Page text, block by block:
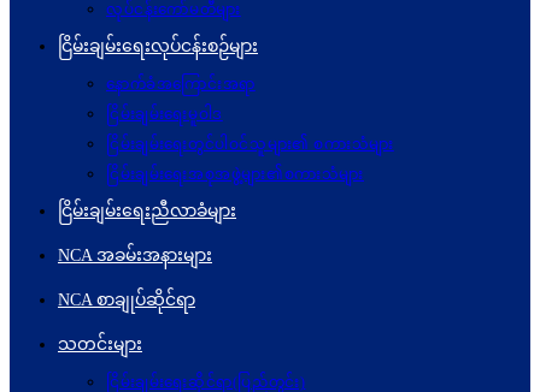
လုပ်ငန်းကော်မတီများ
ငြိမ်းချမ်းရေးလုပ်ငန်းစဉ်များ
နောက်ခံအကြောင်းအရာ
ငြိမ်းချမ်းရေးမူဝါဒ
ငြိမ်းချမ်းရေးတွင်ပါဝင်သူများ၏ စကားသံများ
ငြိမ်းချမ်းရေးအစုအဖွဲ့များ၏စကားသံများ
ငြိမ်းချမ်းရေးညီလာခံများ
NCA အခမ်းအနားများ
NCA စာချုပ်ဆိုင်ရာ
သတင်းများ
ငြိမ်းချမ်းရေးဆိုင်ရာ(ပြည်တွင်း)